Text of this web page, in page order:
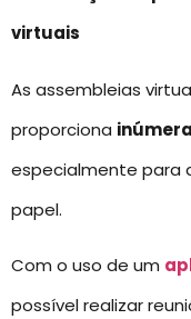
virtuais
As assembleias
proporciona
especialmente para
papel.
Com o uso de um
possível realizar